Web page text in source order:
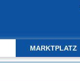
MARKTPLATZ